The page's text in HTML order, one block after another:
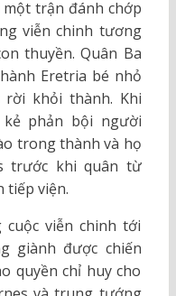
trận đánh chớp
viễn chinh tương
thuyền. Quân Ba
Eretria bé nhỏ
khỏi thành. Khi
phản bội người
trong thành và họ
trước khi quân từ
tiếp viện.
viễn chinh tới
giành được chiến
quyền chỉ huy cho